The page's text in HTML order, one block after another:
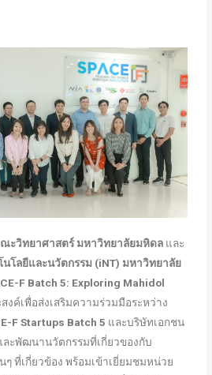
ะวิทยาศาสตร์ มหาวิทยาลัยมหิดล และ
โลยีและนวัตกรรม (iNT) มหาวิทยาลัย
F Batch 5: Exploring Mahidol
งค์เพื่อส่งเสริมความร่วมมือระหว่าง
F Startups Batch 5 และบริษัทเอกชน
ะพัฒนานวัตกรรมที่เกี่ยวของกับ
ที่เกี่ยวข้อง พร้อมเข้าเยี่ยมชมหน่วย